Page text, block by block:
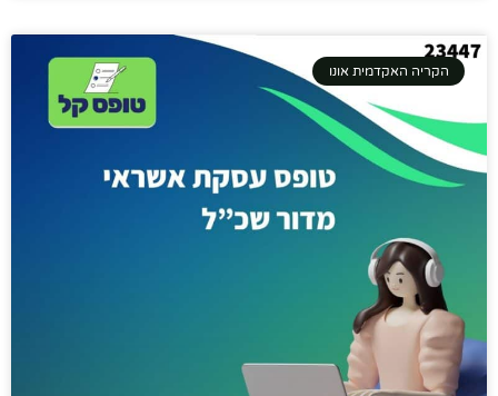
הקריה האקדמית אונו